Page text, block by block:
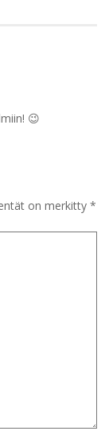
😉
on merkitty *